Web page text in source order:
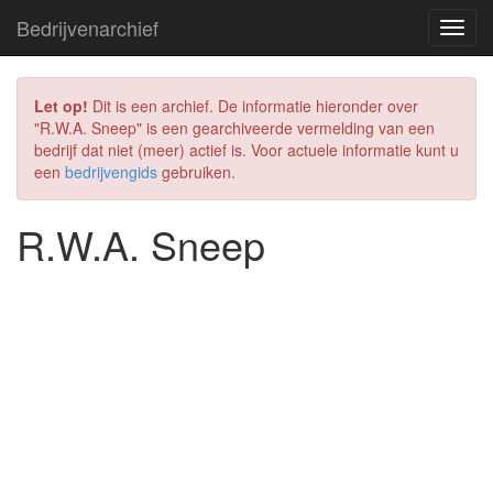
Bedrijvenarchief
Let op! Dit is een archief. De informatie hieronder over
"R.W.A. Sneep" is een gearchiveerde vermelding van een
bedrijf dat niet (meer) actief is. Voor actuele informatie kunt u
een bedrijvengids gebruiken.
R.W.A. Sneep